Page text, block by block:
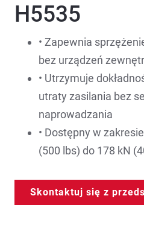
H5535
• Zapewnia
bez urządzeń
• Utrzymuje
utraty zasilania bez
naprowadzania
• Dostępny w
(500 lbs) do 178 kN
Skontaktuj się z